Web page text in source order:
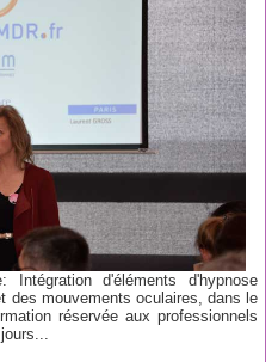
Intégration d'éléments d'hypnose
des mouvements oculaires, dans le
réservée aux professionnels